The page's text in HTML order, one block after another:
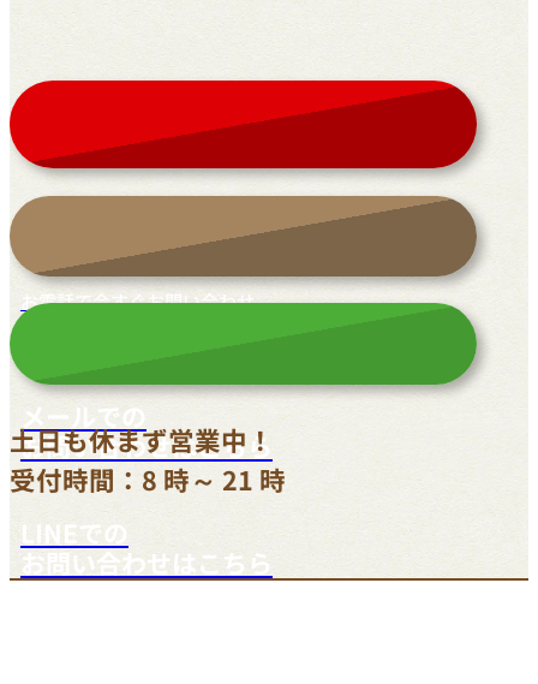
お電話で今すぐお問い合わせ
メールでの
お問い合わせはこちら
LINEでの
お問い合わせはこちら
土日も休まず営業中！
受付時間：8 時～ 21 時